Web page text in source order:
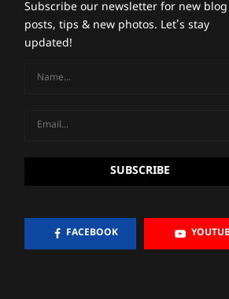
Subscribe our newsletter for new blog
posts, tips & new photos. Let's stay
updated!
FACEBOOK